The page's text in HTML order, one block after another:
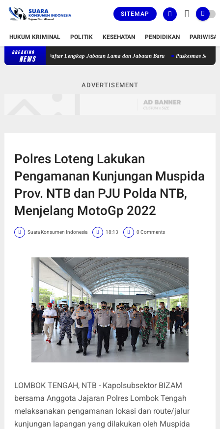
SITEMAP
HUKUM KRIMINAL POLITIK KESEHATAN PENDIDIKAN
BREAKING
NEWS
Berikut Daftar Lengkap Jabatan Lama dan Jabatan Baru Puskesmas Sakra Timur
ADVERTISEMENT
Polres Loteng Lakukan
Pengamanan Kunjungan Muspida
Prov. NTB dan PJU Polda NTB,
Menjelang MotoGp 2022
Suara Konsumen Indonesia 18:13 0 Comments
LOMBOK TENGAH, NTB - Kapolsubsektor BIZAM
bersama Anggota Jajaran Polres Lombok Tengah
melaksanakan pengamanan lokasi dan route/jalur
kunjungan lapangan yang dilakukan oleh Muspida